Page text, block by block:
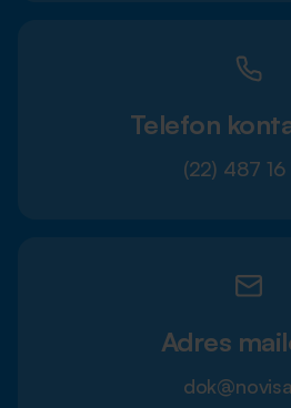
Telefon
(22) 487
Adres